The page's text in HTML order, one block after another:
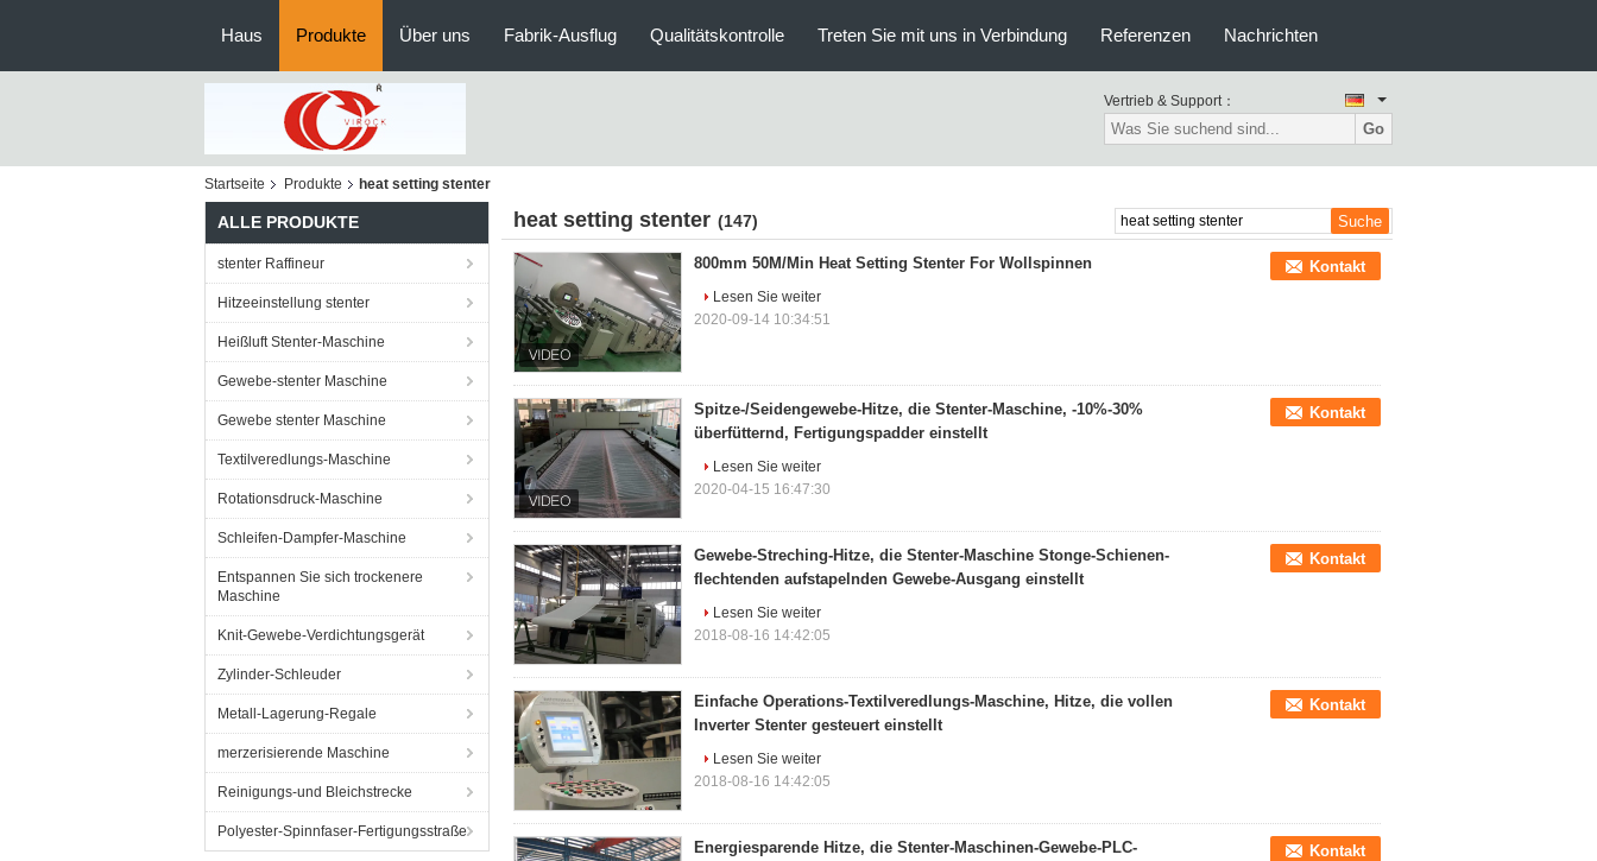
Haus Produkte Über uns Fabrik-Ausflug Qualitätskontrolle Treten Sie mit uns in Verbindung Referenzen Nachrichten
Vertrieb & Support：
Go
Startseite Produkte heat setting stenter
ALLE PRODUKTE
stenter Raffineur
Hitzeeinstellung stenter
Heißluft Stenter-Maschine
Gewebe-stenter Maschine
Gewebe stenter Maschine
Textilveredlungs-Maschine
Rotationsdruck-Maschine
Schleifen-Dampfer-Maschine
Entspannen Sie sich trockenere
Maschine
Knit-Gewebe-Verdichtungsgerät
Zylinder-Schleuder
Metall-Lagerung-Regale
merzerisierende Maschine
Reinigungs-und Bleichstrecke
Polyester-Spinnfaser-Fertigungsstraße
heat setting stenter (147)
800mm 50M/Min Heat Setting Stenter For Wollspinnen Kontakt
Lesen Sie weiter
2020-09-14 10:34:51
Spitze-/Seidengewebe-Hitze, die Stenter-Maschine, -10%-30%
überfütternd, Fertigungspadder einstellt
Kontakt
Lesen Sie weiter
2020-04-15 16:47:30
Gewebe-Streching-Hitze, die Stenter-Maschine Stonge-Schienen-
flechtenden aufstapelnden Gewebe-Ausgang einstellt
Kontakt
Lesen Sie weiter
2018-08-16 14:42:05
Einfache Operations-Textilveredlungs-Maschine, Hitze, die vollen
Inverter Stenter gesteuert einstellt
Kontakt
Lesen Sie weiter
2018-08-16 14:42:05
Energiesparende Hitze, die Stenter-Maschinen-Gewebe-PLC-
Kontakt